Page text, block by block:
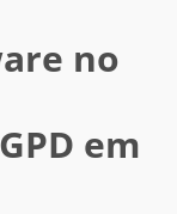
no
em